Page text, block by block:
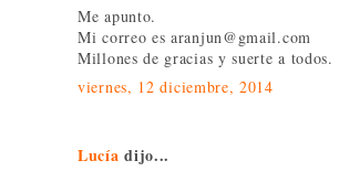
Me apunto.
Mi correo es aranjun@gmail.com
Millones de gracias y suerte a todos.
viernes, 12 diciembre, 2014
Lucía dijo...